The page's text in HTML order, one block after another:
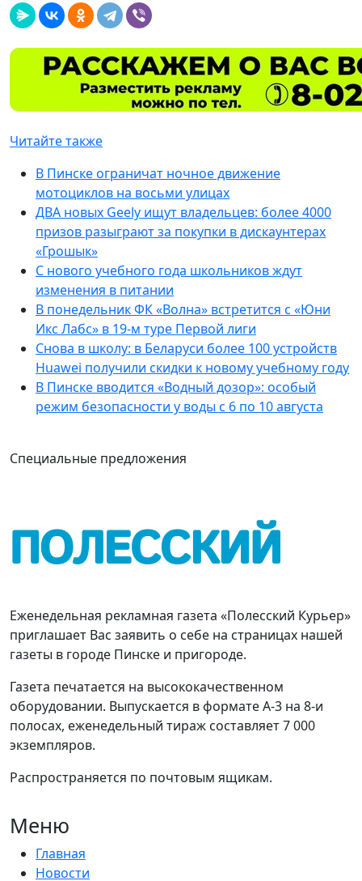
Специальные предложения
Читайте также
В Пинске ограничат ночное движение
мотоциклов на восьми улицах
ДВА новых Geely ищут владельцев: более 4000
призов разыграют за покупки в дискаунтерах
«Грошык»
С нового учебного года школьников ждут
изменения в питании
В понедельник ФК «Волна» встретится с «Юни
Икс Лабс» в 19-м туре Первой лиги
Снова в школу: в Беларуси более 100 устройств
Huawei получили скидки к новому учебному году
В Пинске вводится «Водный дозор»: особый
режим безопасности у воды с 6 по 10 августа
Еженедельная рекламная газета «Полесский Курьер»
приглашает Вас заявить о себе на страницах нашей
газеты в городе Пинске и пригороде.
Газета печатается на высококачественном
оборудовании. Выпускается в формате А-3 на 8-и
полосах, еженедельный тираж составляет 7 000
экземпляров.
Распространяется по почтовым ящикам.
Меню
Главная
Новости